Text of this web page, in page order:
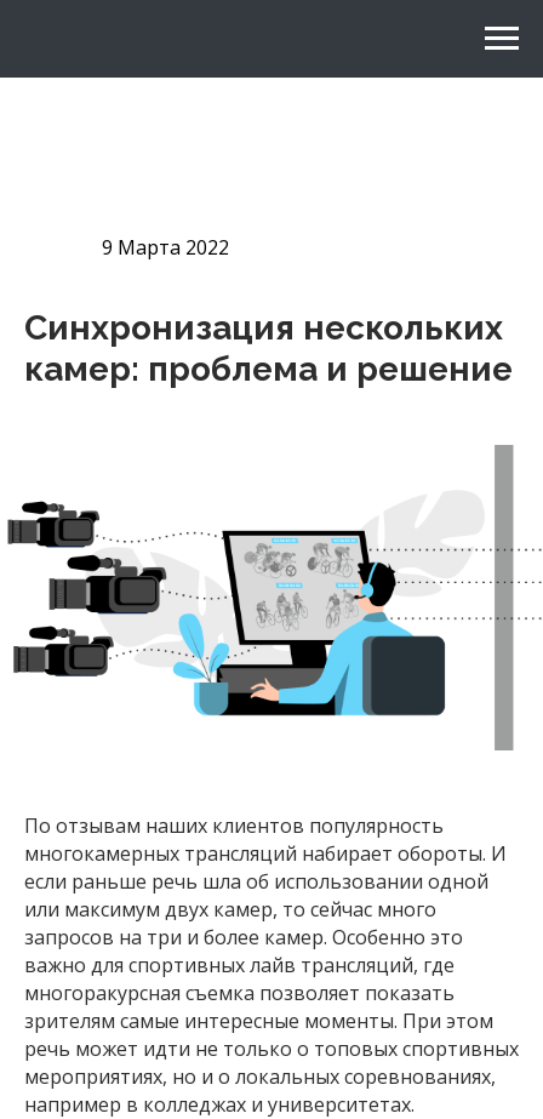
9 Марта 2022
Синхронизация нескольких
камер: проблема и решение
По отзывам наших клиентов популярность
многокамерных трансляций набирает обороты. И
если раньше речь шла об использовании одной
или максимум двух камер, то сейчас много
запросов на три и более камер. Особенно это
важно для спортивных лайв трансляций, где
многоракурсная съемка позволяет показать
зрителям самые интересные моменты. При этом
речь может идти не только о топовых спортивных
мероприятиях, но и о локальных соревнованиях,
например в колледжах и университетах.